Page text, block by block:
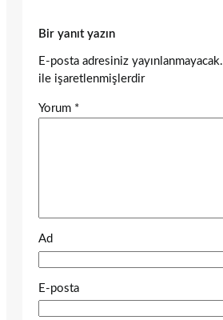
Bir yanıt yazın
E-posta adresiniz yayınlanmayacak.
ile işaretlenmişlerdir
Yorum *
Ad
E-posta